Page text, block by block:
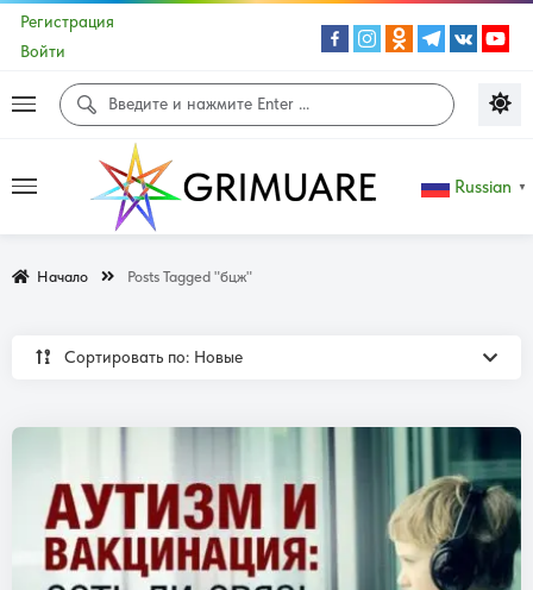
Регистрация
Войти
Russian ▼
Начало Posts Tagged "бцж"
Сортировать по: Новые